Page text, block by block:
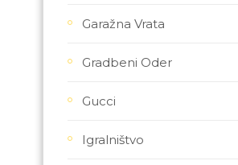
Garažna Vrata
Gradbeni Oder
Gucci
Igralništvo